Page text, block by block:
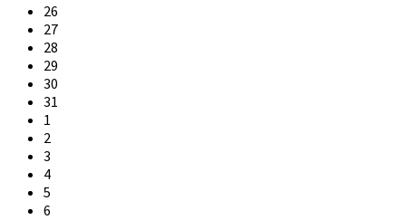
26
27
28
29
30
31
1
2
3
4
5
6